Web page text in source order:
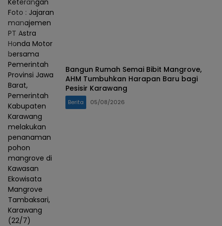
Keterangan
Foto : Jajaran
manajemen
PT Astra
Honda Motor
bersama
Pemerintah
Provinsi Jawa
Barat,
Pemerintah
Kabupaten
Karawang
melakukan
penanaman
pohon
mangrove di
Kawasan
Ekowisata
Mangrove
Tambaksari,
Karawang
(22/7)
Bangun Rumah Semai Bibit Mangrove,
AHM Tumbuhkan Harapan Baru bagi
Pesisir Karawang
Berita 05/08/2026